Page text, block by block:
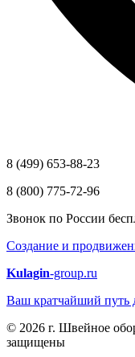
8 (499) 653-88-23
8 (800) 775-72-96
Звонок по России
Создание и
Kulagin-group.ru
Ваш кратчайший путь
© 2026 г. Швейное
защищены